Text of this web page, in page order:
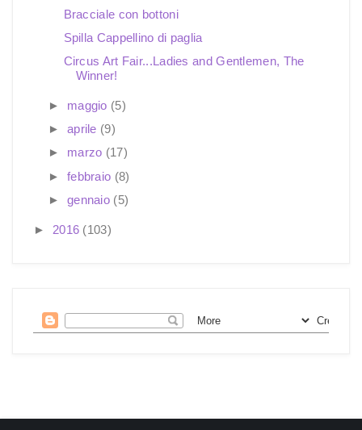
Bracciale con bottoni
Spilla Cappellino di paglia
Circus Art Fair...Ladies and Gentlemen, The
Winner!
► maggio (5)
► aprile (9)
► marzo (17)
► febbraio (8)
► gennaio (5)
► 2016 (103)